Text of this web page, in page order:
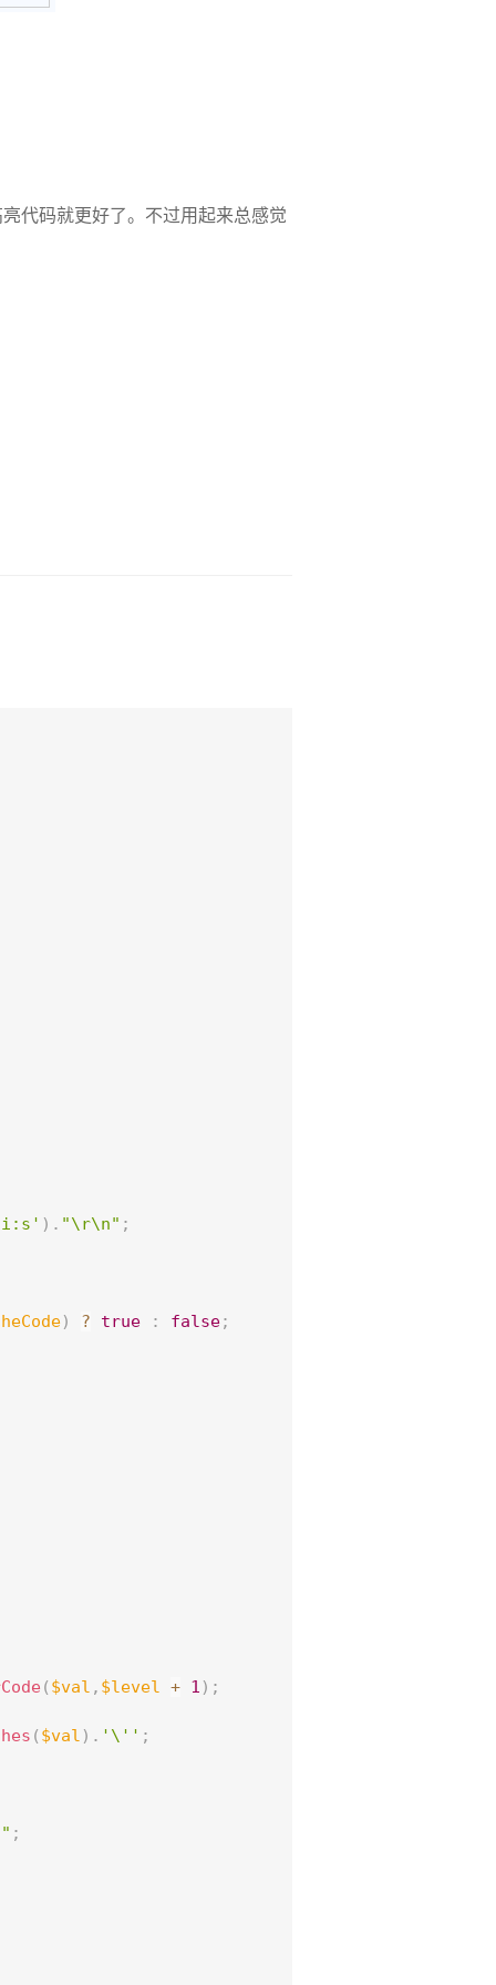
代码就更好了。不过用起来总感觉
) . "\r\n" ;
) ? true : false;
( $val , $level + 1 ) ;
( $val ) . '\'' ;
;